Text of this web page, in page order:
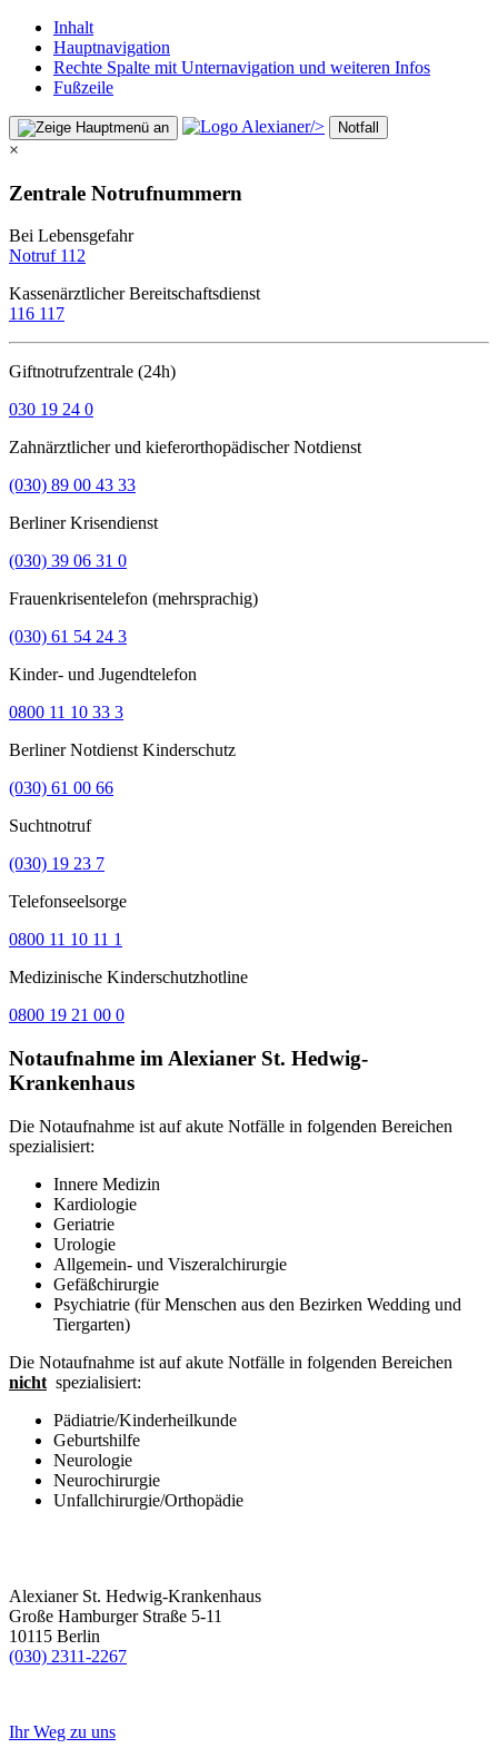
Inhalt
Hauptnavigation
Rechte Spalte mit Unternavigation und weiteren Infos
Fußzeile
/> Notfall
×
Zentrale Notrufnummern
Bei Lebensgefahr
Notruf 112
Kassenärztlicher Bereitschaftsdienst
116 117
Giftnotrufzentrale (24h)
030 19 24 0
Zahnärztlicher und kieferorthopädischer Notdienst
(030) 89 00 43 33
Berliner Krisendienst
(030) 39 06 31 0
Frauenkrisentelefon (mehrsprachig)
(030) 61 54 24 3
Kinder- und Jugendtelefon
0800 11 10 33 3
Berliner Notdienst Kinderschutz
(030) 61 00 66
Suchtnotruf
(030) 19 23 7
Telefonseelsorge
0800 11 10 11 1
Medizinische Kinderschutzhotline
0800 19 21 00 0
Notaufnahme im Alexianer St. Hedwig-
Krankenhaus
Die Notaufnahme ist auf akute Notfälle in folgenden Bereichen
spezialisiert:
Innere Medizin
Kardiologie
Geriatrie
Urologie
Allgemein- und Viszeralchirurgie
Gefäßchirurgie
Psychiatrie (für Menschen aus den Bezirken Wedding und
Tiergarten)
Die Notaufnahme ist auf akute Notfälle in folgenden Bereichen
nicht spezialisiert:
Pädiatrie/Kinderheilkunde
Geburtshilfe
Neurologie
Neurochirurgie
Unfallchirurgie/Orthopädie
Alexianer St. Hedwig-Krankenhaus
Große Hamburger Straße 5-11
10115 Berlin
(030) 2311-2267
Ihr Weg zu uns